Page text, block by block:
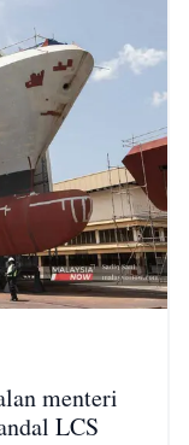
menteri
LCS